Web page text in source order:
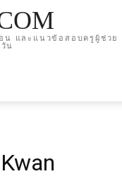
น และแนวข้อสอบครูผู้ช่วย
น